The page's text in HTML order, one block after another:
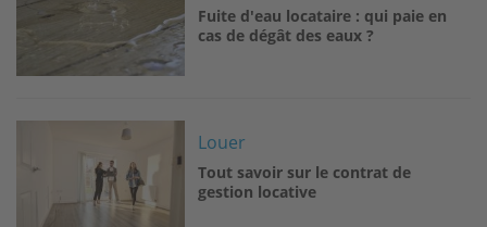
Fuite d'eau locataire : qui paie en
cas de dégât des eaux ?
Louer
Tout savoir sur le contrat de
gestion locative